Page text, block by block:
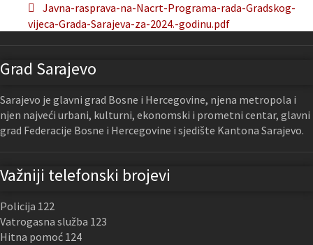
Javna-rasprava-na-Nacrt-Programa-rada-Gradskog-
vijeca-Grada-Sarajeva-za-2024.-godinu.pdf
Grad Sarajevo
Sarajevo je glavni grad Bosne i Hercegovine, njena metropola i
njen najveći urbani, kulturni, ekonomski i prometni centar, glavni
grad Federacije Bosne i Hercegovine i sjedište Kantona Sarajevo.
Važniji telefonski brojevi
Policija 122
Vatrogasna služba 123
Hitna pomoć 124